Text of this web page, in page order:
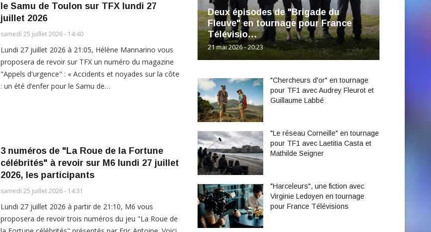
le Samu de Toulon sur TFX lundi 27
juillet 2026
samedi 25 juillet 2026 - 14:40
Lundi 27 juillet 2026 à 21:05, Hélène Mannarino vous
proposera de revoir sur TFX un numéro du magazine
"Appels d'urgence" : « Accidents et noyades sur la côte
: un été d’enfer pour le Samu de…
3 numéros de "La Roue de la Fortune
célébrités" à revoir sur M6 lundi 27 juillet
2026, les participants
samedi 25 juillet 2026 - 14:31
Lundi 27 juillet 2026 à partir de 21:10, M6 vous
proposera de revoir trois numéros du jeu "La Roue de
Deux épisodes de "Brigade du
Fleuve" en tournage pour France
Télévisio…
21 mai 2026 - 20:23
"Chercheurs d'or" en tournage
pour TF1 avec Audrey Fleurot et
Guillaume Labbé
"Le réseau Corneille" en tournage
pour TF1 avec Laetitia Casta et
Mathilde Seigner
"Harceleurs", une fiction avec
Virginie Ledoyen en tournage
pour France Télévisions